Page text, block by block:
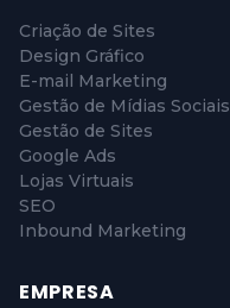
Criação de Sites
Design Gráfico
E-mail Marketing
Gestão de Mídias Sociais
Gestão de Sites
Google Ads
Lojas Virtuais
SEO
Inbound Marketing
EMPRESA